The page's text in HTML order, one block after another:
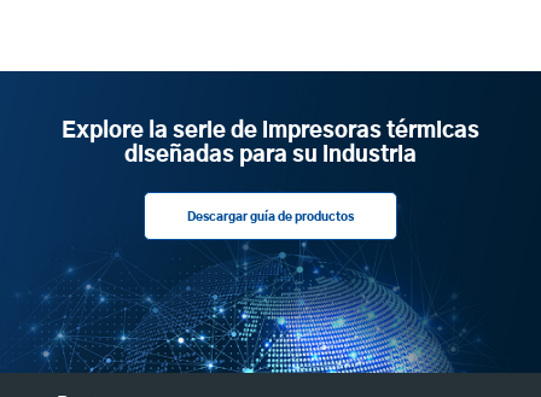
Explore la serie de impresoras térmicas
diseñadas para su industria
Descargar guía de productos